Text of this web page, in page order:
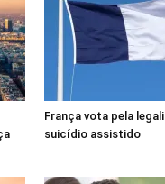
França vota pela
suicídio assistido